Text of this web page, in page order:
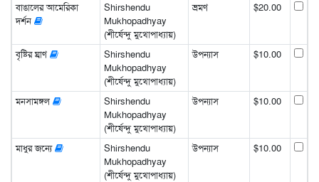
বাঙালের আমেরিকা
দর্শন
Shirshendu
Mukhopadhyay
(শীর্ষেন্দু মুখোপাধ্যায়)
ভ্রমণ $20.00
বৃষ্টির ঘ্রাণ
Shirshendu
Mukhopadhyay
(শীর্ষেন্দু মুখোপাধ্যায়)
উপন্যাস $10.00
মনসামঙ্গল
Shirshendu
Mukhopadhyay
(শীর্ষেন্দু মুখোপাধ্যায়)
উপন্যাস $10.00
মাধুর জন্যে
Shirshendu
Mukhopadhyay
(শীর্ষেন্দু মুখোপাধ্যায়)
উপন্যাস $10.00